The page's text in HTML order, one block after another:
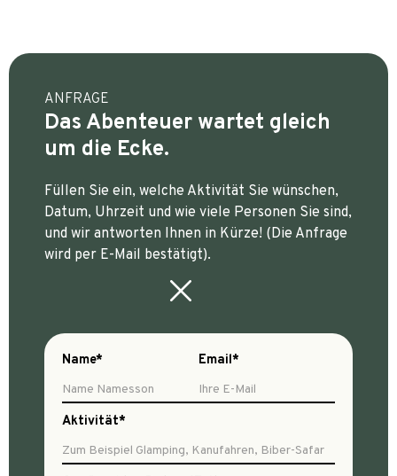
ANFRAGE
Das Abenteuer wartet gleich
um die Ecke.
Füllen Sie ein, welche Aktivität Sie wünschen,
Datum, Uhrzeit und wie viele Personen Sie sind,
und wir antworten Ihnen in Kürze! (Die Anfrage
wird per E-Mail bestätigt).
Name* Email*
Aktivität*